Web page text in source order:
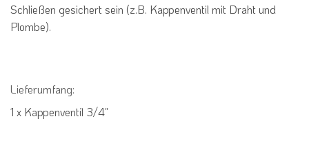
Schließen gesichert sein (z.B. Kappenventil mit Draht und
Plombe).
Lieferumfang:
1 x Kappenventil 3/4″